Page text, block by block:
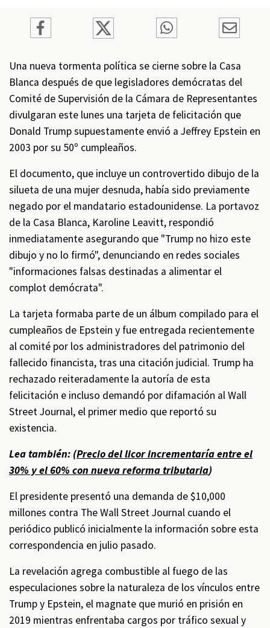
Una nueva tormenta política se cierne sobre la Casa
Blanca después de que legisladores demócratas del
Comité de Supervisión de la Cámara de Representantes
divulgaran este lunes una tarjeta de felicitación que
Donald Trump supuestamente envió a Jeffrey Epstein en
2003 por su 50º cumpleaños.
El documento, que incluye un controvertido dibujo de la
silueta de una mujer desnuda, había sido previamente
negado por el mandatario estadounidense. La portavoz
de la Casa Blanca, Karoline Leavitt, respondió
inmediatamente asegurando que "Trump no hizo este
dibujo y no lo firmó", denunciando en redes sociales
"informaciones falsas destinadas a alimentar el
complot demócrata".
La tarjeta formaba parte de un álbum compilado para el
cumpleaños de Epstein y fue entregada recientemente
al comité por los administradores del patrimonio del
fallecido financista, tras una citación judicial. Trump ha
rechazado reiteradamente la autoría de esta
felicitación e incluso demandó por difamación al Wall
Street Journal, el primer medio que reportó su
existencia.
Lea también: (Precio del licor incrementaría entre el
30% y el 60% con nueva reforma tributaria)
El presidente presentó una demanda de $10,000
millones contra The Wall Street Journal cuando el
periódico publicó inicialmente la información sobre esta
correspondencia en julio pasado.
La revelación agrega combustible al fuego de las
especulaciones sobre la naturaleza de los vínculos entre
Trump y Epstein, el magnate que murió en prisión en
2019 mientras enfrentaba cargos por tráfico sexual y